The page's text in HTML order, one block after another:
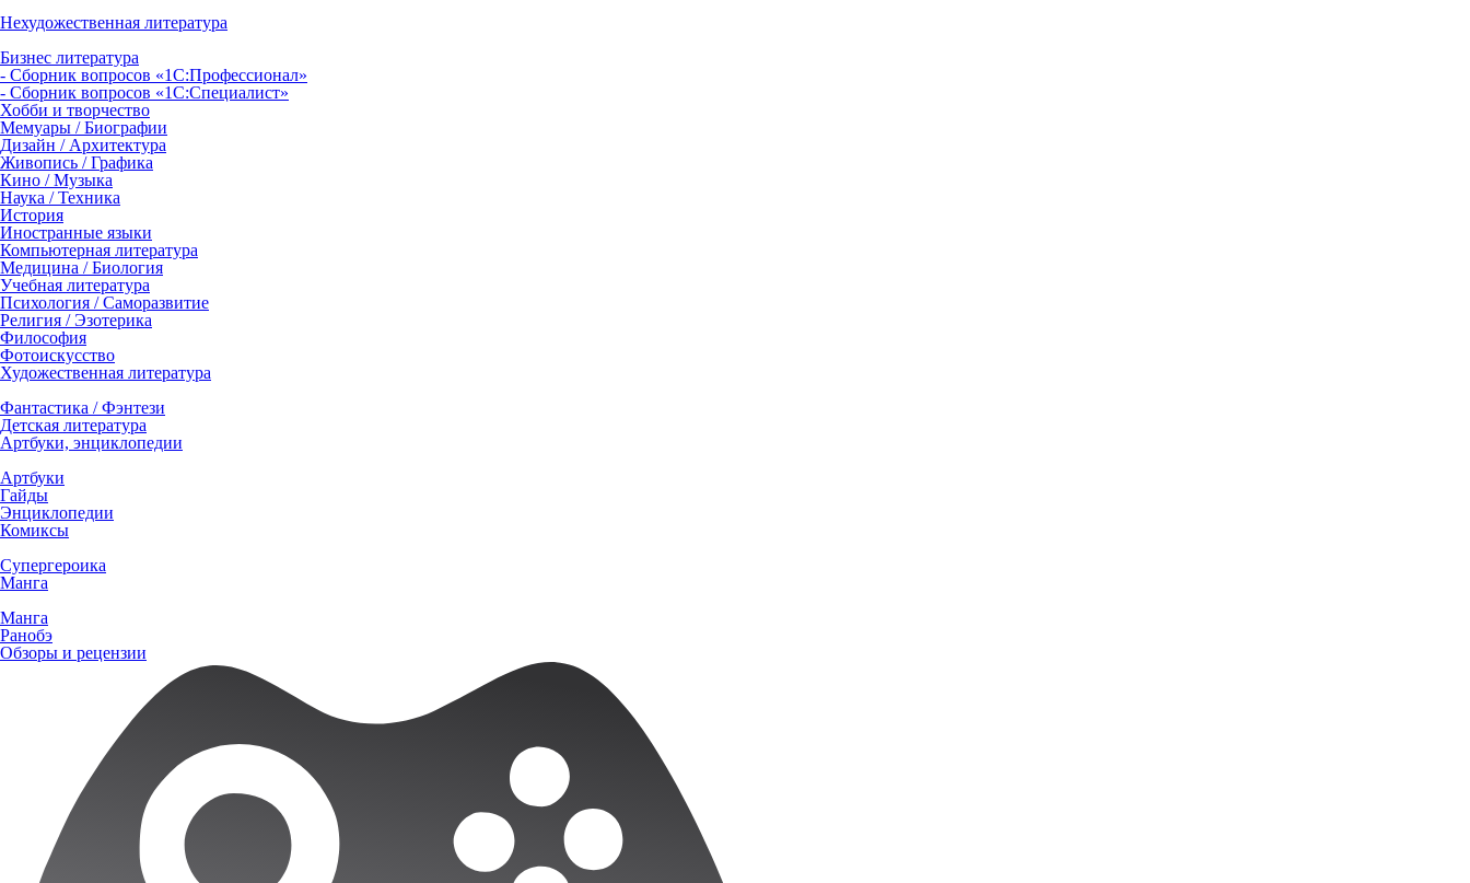
Нехудожественная литература
Бизнес литература
- Сборник вопросов «1С:Профессионал»
- Сборник вопросов «1С:Специалист»
Хобби и творчество
Мемуары / Биографии
Дизайн / Архитектура
Живопись / Графика
Кино / Музыка
Наука / Техника
История
Иностранные языки
Компьютерная литература
Медицина / Биология
Учебная литература
Психология / Саморазвитие
Религия / Эзотерика
Философия
Фотоискусство
Художественная литература
Фантастика / Фэнтези
Детская литература
Артбуки, энциклопедии
Артбуки
Гайды
Энциклопедии
Комиксы
Супергероика
Манга
Манга
Ранобэ
Обзоры и рецензии